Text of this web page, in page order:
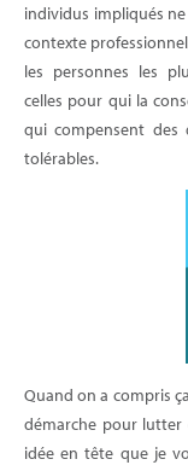
individus impliqués
contexte
les personnes les
celles pour qui la
qui compensent des
tolérables.
Quand on a compris
démarche pour lutter
idée en tête que je